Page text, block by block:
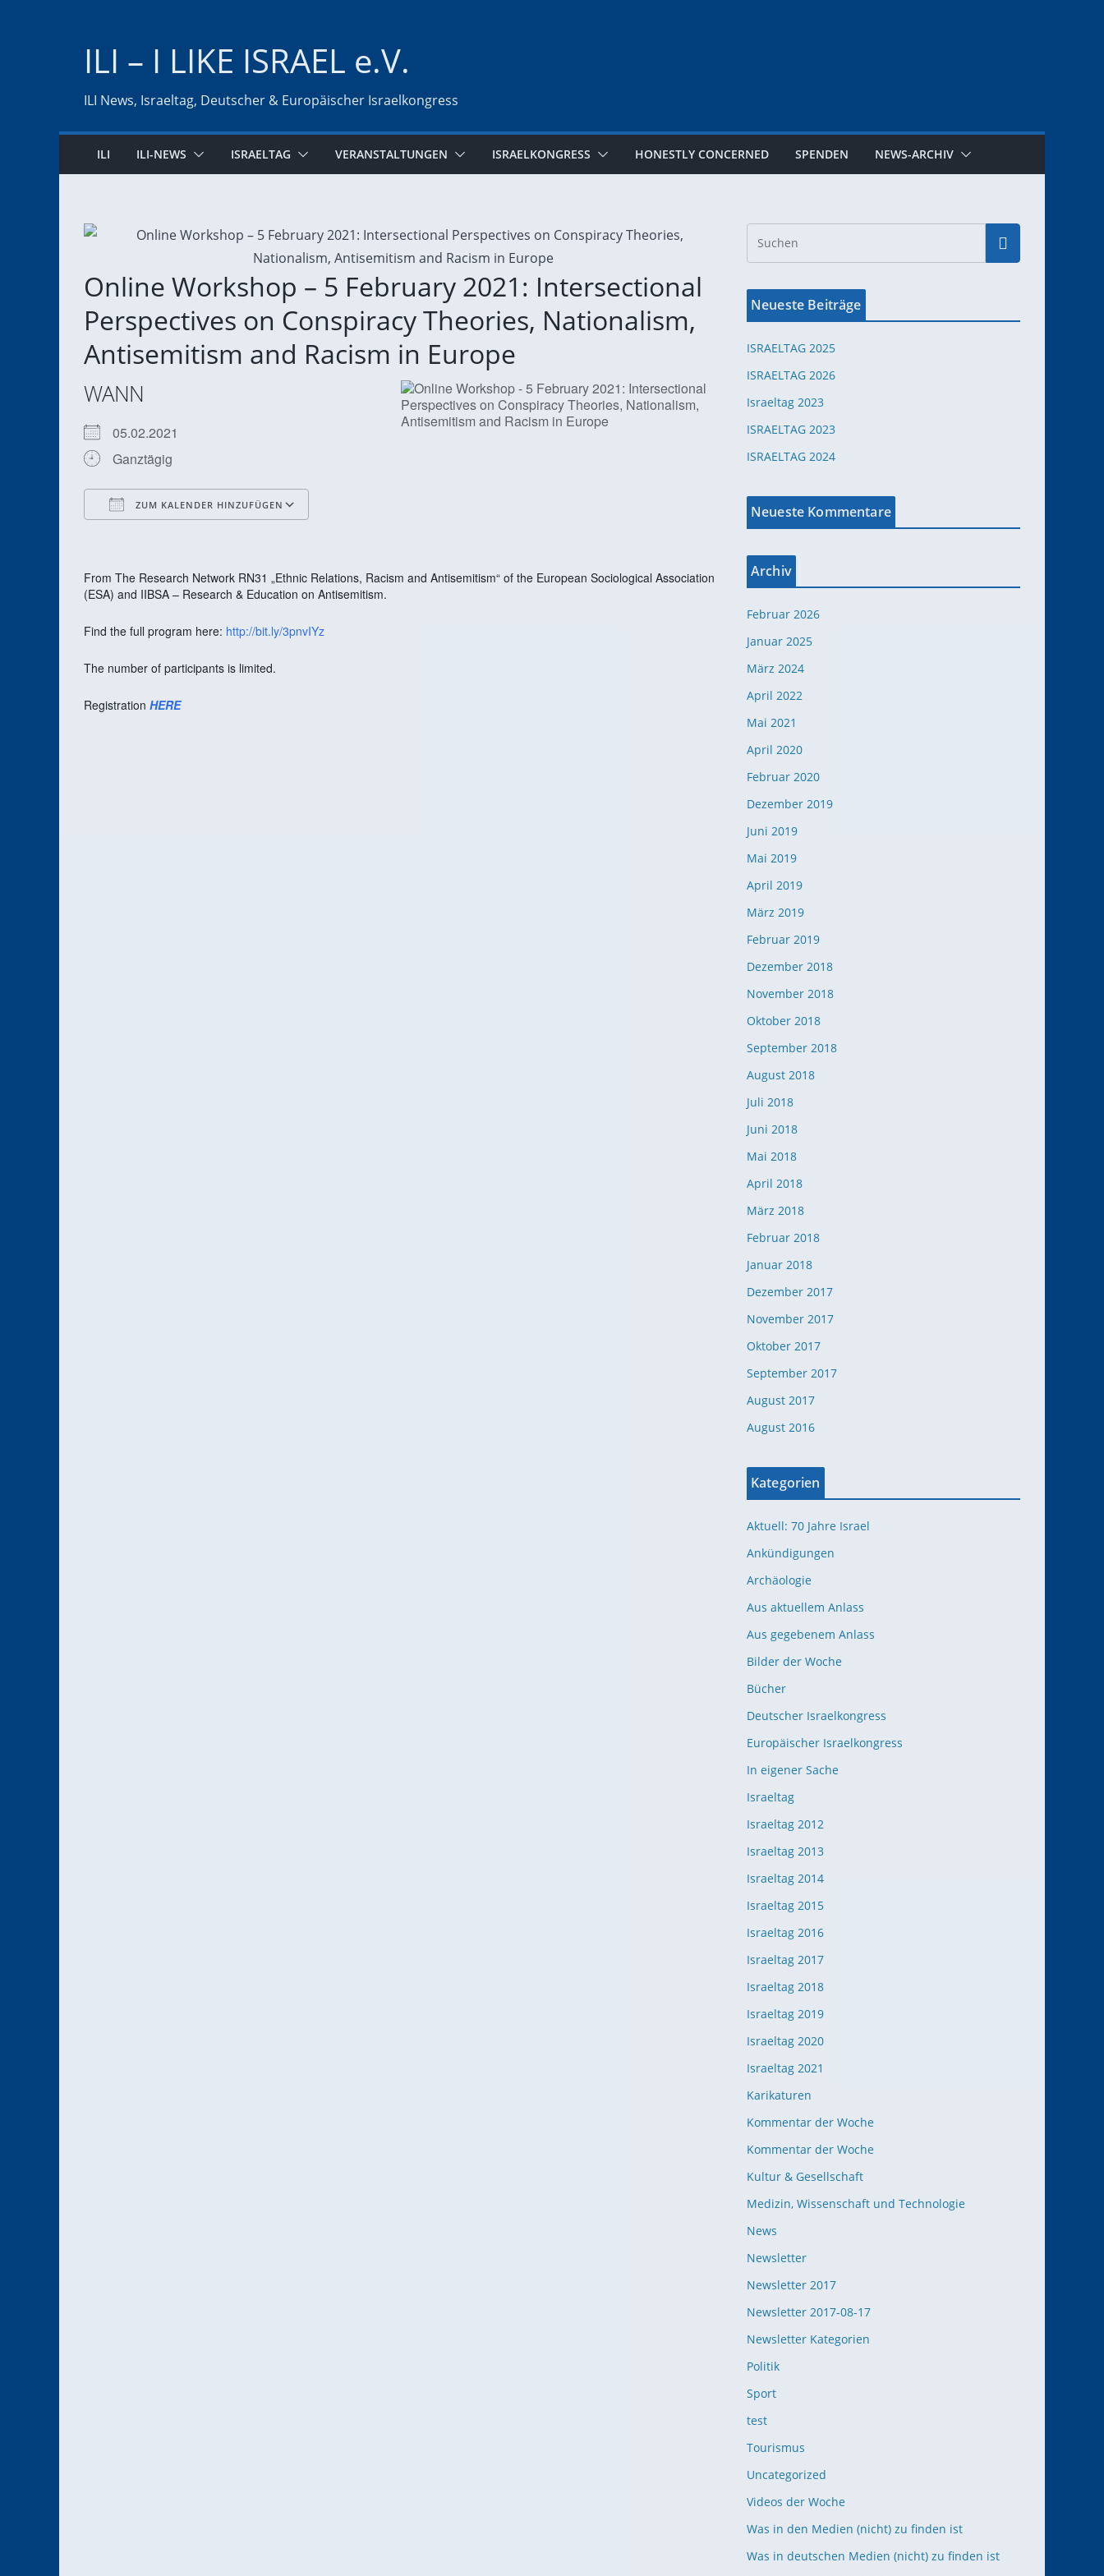
ILI – I LIKE ISRAEL e.V.
ILI News, Israeltag, Deutscher & Europäischer Israelkongress
ILI ILI-NEWS ISRAELTAG VERANSTALTUNGEN ISRAELKONGRESS HONESTLY CONCERNED SPENDEN NEWS-ARCHIV
Online Workshop – 5 February 2021: Intersectional
Perspectives on Conspiracy Theories, Nationalism,
Antisemitism and Racism in Europe
WANN
05.02.2021
Ganztägig
ZUM KALENDER HINZUFÜGEN
From The Research Network RN31 „Ethnic Relations, Racism and Antisemitism“ of the European Sociological Association
(ESA) and IIBSA – Research & Education on Antisemitism.
Find the full program here: http://bit.ly/3pnvIYz
The number of participants is limited.
Registration HERE
Neueste Beiträge
ISRAELTAG 2025
ISRAELTAG 2026
Israeltag 2023
ISRAELTAG 2023
ISRAELTAG 2024
Neueste Kommentare
Archiv
Februar 2026
Januar 2025
März 2024
April 2022
Mai 2021
April 2020
Februar 2020
Dezember 2019
Juni 2019
Mai 2019
April 2019
März 2019
Februar 2019
Dezember 2018
November 2018
Oktober 2018
September 2018
August 2018
Juli 2018
Juni 2018
Mai 2018
April 2018
März 2018
Februar 2018
Januar 2018
Dezember 2017
November 2017
Oktober 2017
September 2017
August 2017
August 2016
Kategorien
Aktuell: 70 Jahre Israel
Ankündigungen
Archäologie
Aus aktuellem Anlass
Aus gegebenem Anlass
Bilder der Woche
Bücher
Deutscher Israelkongress
Europäischer Israelkongress
In eigener Sache
Israeltag
Israeltag 2012
Israeltag 2013
Israeltag 2014
Israeltag 2015
Israeltag 2016
Israeltag 2017
Israeltag 2018
Israeltag 2019
Israeltag 2020
Israeltag 2021
Karikaturen
Kommentar der Woche
Kommentar der Woche
Kultur & Gesellschaft
Medizin, Wissenschaft und Technologie
News
Newsletter
Newsletter 2017
Newsletter 2017-08-17
Newsletter Kategorien
Politik
Sport
test
Tourismus
Uncategorized
Videos der Woche
Was in den Medien (nicht) zu finden ist
Was in deutschen Medien (nicht) zu finden ist